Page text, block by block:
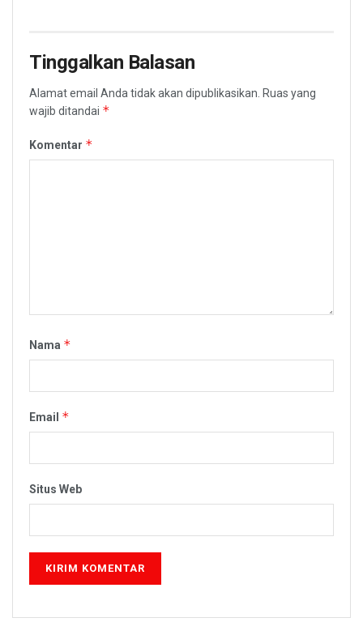
Tinggalkan Balasan
Alamat email Anda tidak akan dipublikasikan. Ruas yang
wajib ditandai *
Komentar *
Nama *
Email *
Situs Web